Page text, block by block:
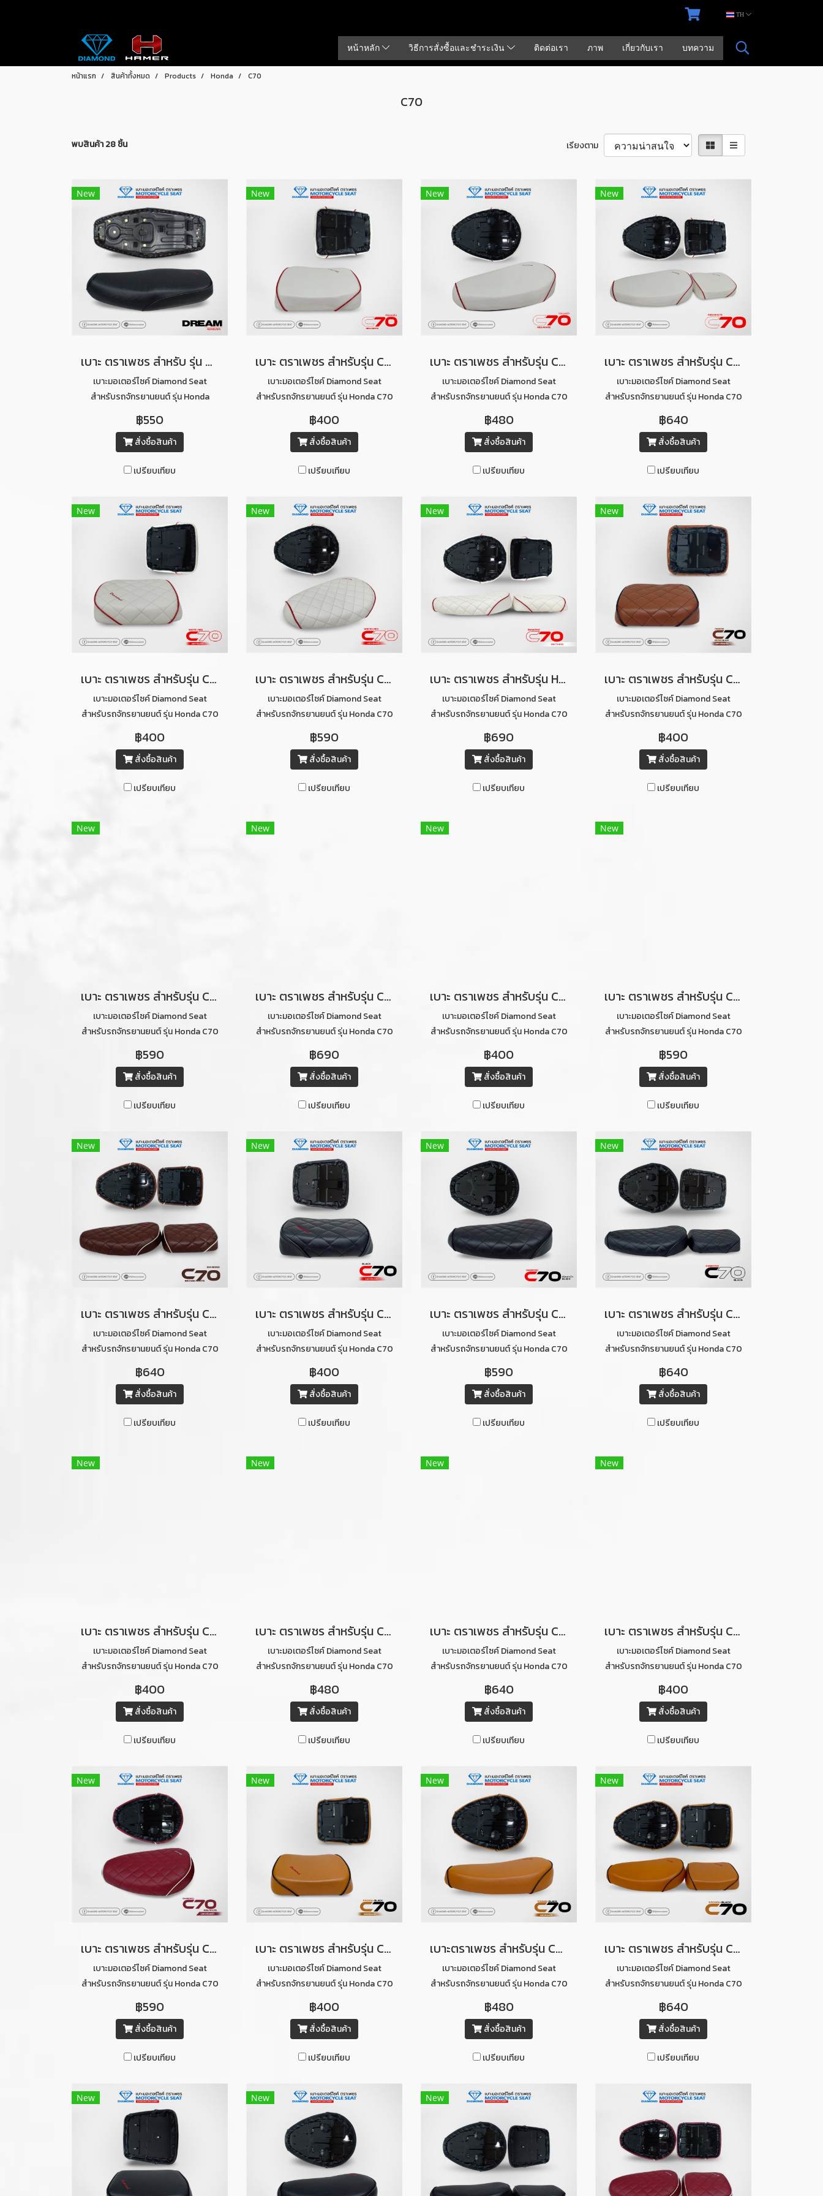
TH
หน้าหลัก วิธีการสั่งซื้อและชำระเงิน ติดต่อเรา ภาพ เกี่ยวกับเรา บทความ
หน้าแรก สินค้าทั้งหมด Products Honda C70
C70
พบสินค้า 28 ชิ้น เรียงตาม
New
เบาะ ตราเพชร สำหรับ รุ่น Dream คุรุสภา
เบาะมอเตอร์ไซค์ Diamond Seat
สำหรับรถจักรยานยนต์ รุ่น Honda
฿550
สั่งซื้อสินค้า
เปรียบเทียบ
New
เบาะ ตราเพชร สำหรับรุ่น C70 ท่อนหลัง (สีขาวคิ้วแดง)
เบาะมอเตอร์ไซค์ Diamond Seat
สำหรับรถจักรยานยนต์ รุ่น Honda C70
฿400
สั่งซื้อสินค้า
เปรียบเทียบ
New
เบาะ ตราเพชร สำหรับรุ่น C70 ท่อนหน้า (สีขาวคิ้วแดง)
เบาะมอเตอร์ไซค์ Diamond Seat
สำหรับรถจักรยานยนต์ รุ่น Honda C70
฿480
สั่งซื้อสินค้า
เปรียบเทียบ
New
เบาะ ตราเพชร สำหรับรุ่น C70 เบาะ 2 ตอน (สีขาวคิ้วแดง)
เบาะมอเตอร์ไซค์ Diamond Seat
สำหรับรถจักรยานยนต์ รุ่น Honda C70
฿640
สั่งซื้อสินค้า
เปรียบเทียบ
New
เบาะ ตราเพชร สำหรับรุ่น C70 ลายไดมอนด์ ท่อนหลัง (สีขาวคิ้วแดง)
เบาะมอเตอร์ไซค์ Diamond Seat
สำหรับรถจักรยานยนต์ รุ่น Honda C70
฿400
สั่งซื้อสินค้า
เปรียบเทียบ
New
เบาะ ตราเพชร สำหรับรุ่น C70 ลายไดมอนด์ ท่อนหน้า (สีขาวคิ้วแดง)
เบาะมอเตอร์ไซค์ Diamond Seat
สำหรับรถจักรยานยนต์ รุ่น Honda C70
฿590
สั่งซื้อสินค้า
เปรียบเทียบ
New
เบาะ ตราเพชร สำหรับรุ่น Honda C70 เบาะ 2 ตอน ลายไดมอนด์ (สีขาวคิ้วแดง)
เบาะมอเตอร์ไซค์ Diamond Seat
สำหรับรถจักรยานยนต์ รุ่น Honda C70
แดง)
฿690
สั่งซื้อสินค้า
เปรียบเทียบ
New
เบาะ ตราเพชร สำหรับรุ่น C70 ท่อนหลัง ลายไดมอนด์ (สีน้ำตาลอ่อนคิ้วดำ)
เบาะมอเตอร์ไซค์ Diamond Seat
สำหรับรถจักรยานยนต์ รุ่น Honda C70
ดำ)
฿400
สั่งซื้อสินค้า
เปรียบเทียบ
New
เบาะ ตราเพชร สำหรับรุ่น C70 ท่อนหน้า ลายไดมอนด์ (สีน้ำตาลอ่อนคิ้วดำ)
เบาะมอเตอร์ไซค์ Diamond Seat
สำหรับรถจักรยานยนต์ รุ่น Honda C70
ดำ)
฿590
สั่งซื้อสินค้า
เปรียบเทียบ
New
เบาะ ตราเพชร สำหรับรุ่น C70 ลายไดมอนด์ เบาะ 2 ตอน (สีน้ำตาลอ่อนคิ้วดำ)
เบาะมอเตอร์ไซค์ Diamond Seat
สำหรับรถจักรยานยนต์ รุ่น Honda C70
น้ำตาลอ่อนคิ้วดำ)
฿690
สั่งซื้อสินค้า
เปรียบเทียบ
New
เบาะ ตราเพชร สำหรับรุ่น C70 ท่อนหลัง ลายไดมอนด์ (สีน้ำตาลเข้มคิ้วขาว)
เบาะมอเตอร์ไซค์ Diamond Seat
สำหรับรถจักรยานยนต์ รุ่น Honda C70
ขาว)
฿400
สั่งซื้อสินค้า
เปรียบเทียบ
New
เบาะ ตราเพชร สำหรับรุ่น C70 ท่อนหน้า ลายไดมอนด์ (สีน้ำตาลเข้มคิ้วขาว)
เบาะมอเตอร์ไซค์ Diamond Seat
สำหรับรถจักรยานยนต์ รุ่น Honda C70
ขาว)
฿590
สั่งซื้อสินค้า
เปรียบเทียบ
New
เบาะ ตราเพชร สำหรับรุ่น C70 ลายไดมอนด์ เบาะ 2 ตอน (สีน้ำตาลเข้มคิ้วขาว)
เบาะมอเตอร์ไซค์ Diamond Seat
สำหรับรถจักรยานยนต์ รุ่น Honda C70
ขาว)
฿640
สั่งซื้อสินค้า
เปรียบเทียบ
New
เบาะ ตราเพชร สำหรับรุ่น C70 ท่อนหลัง ลายไดมอนด์ (สีดำ)
เบาะมอเตอร์ไซค์ Diamond Seat
สำหรับรถจักรยานยนต์ รุ่น Honda C70
฿400
สั่งซื้อสินค้า
เปรียบเทียบ
New
เบาะ ตราเพชร สำหรับรุ่น C70 ท่อนหน้า ลายไดมอนด์ (สีดำ)
เบาะมอเตอร์ไซค์ Diamond Seat
สำหรับรถจักรยานยนต์ รุ่น Honda C70
฿590
สั่งซื้อสินค้า
เปรียบเทียบ
New
เบาะ ตราเพชร สำหรับรุ่น C70 ลายไดมอนด์ เบาะ 2 ตอน (สีดำ)
เบาะมอเตอร์ไซค์ Diamond Seat
สำหรับรถจักรยานยนต์ รุ่น Honda C70
฿640
สั่งซื้อสินค้า
เปรียบเทียบ
New
เบาะ ตราเพชร สำหรับรุ่น C70 ท่อนหลัง (สีน้ำตาลเข้มคิ้วขาว)
เบาะมอเตอร์ไซค์ Diamond Seat
สำหรับรถจักรยานยนต์ รุ่น Honda C70
฿400
สั่งซื้อสินค้า
เปรียบเทียบ
New
เบาะ ตราเพชร สำหรับรุ่น C70 ท่อนหน้า (สีน้ำตาลเข้มคิ้วขาว)
เบาะมอเตอร์ไซค์ Diamond Seat
สำหรับรถจักรยานยนต์ รุ่น Honda C70
฿480
สั่งซื้อสินค้า
เปรียบเทียบ
New
เบาะ ตราเพชร สำหรับรุ่น C70 เบาะ 2 ตอน (สีน้ำตาลเข้มคิ้วขาว)
เบาะมอเตอร์ไซค์ Diamond Seat
สำหรับรถจักรยานยนต์ รุ่น Honda C70
฿640
สั่งซื้อสินค้า
เปรียบเทียบ
New
เบาะ ตราเพชร สำหรับรุ่น C70 ท่อนหลัง (สีแดงคิ้วขาว)
เบาะมอเตอร์ไซค์ Diamond Seat
สำหรับรถจักรยานยนต์ รุ่น Honda C70
฿400
สั่งซื้อสินค้า
เปรียบเทียบ
New
เบาะ ตราเพชร สำหรับรุ่น C70 ท่อนหน้า (สีแดงคิ้วขาว)
เบาะมอเตอร์ไซค์ Diamond Seat
สำหรับรถจักรยานยนต์ รุ่น Honda C70
฿590
สั่งซื้อสินค้า
เปรียบเทียบ
New
เบาะ ตราเพชร สำหรับรุ่น C70 ท่อนหลัง (สีน้ำตาลอ่อนคิ้วดำ)
เบาะมอเตอร์ไซค์ Diamond Seat
สำหรับรถจักรยานยนต์ รุ่น Honda C70
฿400
สั่งซื้อสินค้า
เปรียบเทียบ
New
เบาะตราเพชร สำหรับรุ่น C70 ท่อนหน้า (สีน้ำตาลอ่อนคิ้วดำ)
เบาะมอเตอร์ไซค์ Diamond Seat
สำหรับรถจักรยานยนต์ รุ่น Honda C70
฿480
สั่งซื้อสินค้า
เปรียบเทียบ
New
เบาะ ตราเพชร สำหรับรุ่น C70 เบาะ 2 ตอน (สีน้ำตาลอ่อนคิ้วดำ)
เบาะมอเตอร์ไซค์ Diamond Seat
สำหรับรถจักรยานยนต์ รุ่น Honda C70
฿640
สั่งซื้อสินค้า
เปรียบเทียบ
New New New